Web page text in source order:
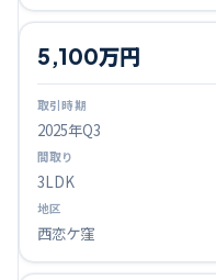
2025年Q3
5,100万円
3LDK
西恋ケ窪